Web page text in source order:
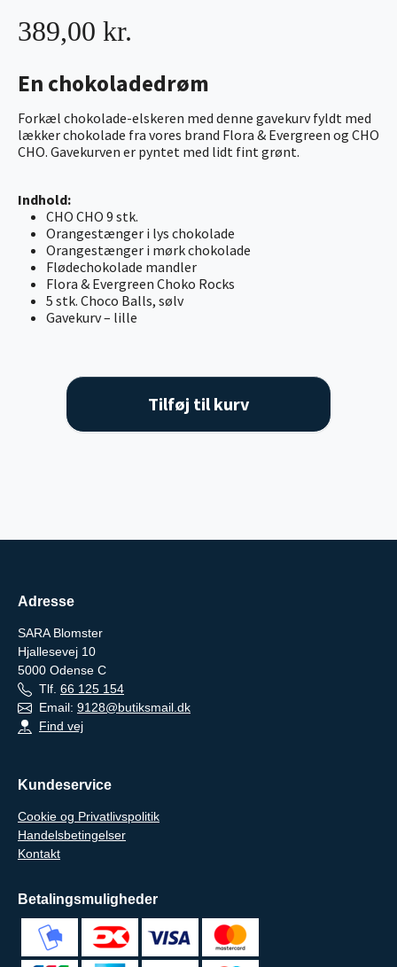
En chokoladedrøm
Forkæl chokolade-elskeren med denne gavekurv fyldt med
lækker chokolade fra vores brand Flora & Evergreen og CHO
CHO. Gavekurven er pyntet med lidt fint grønt.
Indhold:
CHO CHO 9 stk.
Orangestænger i lys chokolade
Orangestænger i mørk chokolade
Flødechokolade mandler
Flora & Evergreen Choko Rocks
5 stk. Choco Balls, sølv
Gavekurv – lille
389,00 kr.
Tilføj til kurv
Adresse
SARA Blomster
Hjallesevej 10
5000 Odense C
Tlf. 66 125 154
Email: 9128@butiksmail.dk
Find vej
Kundeservice
Cookie og Privatlivspolitik
Handelsbetingelser
Kontakt
Betalingsmuligheder